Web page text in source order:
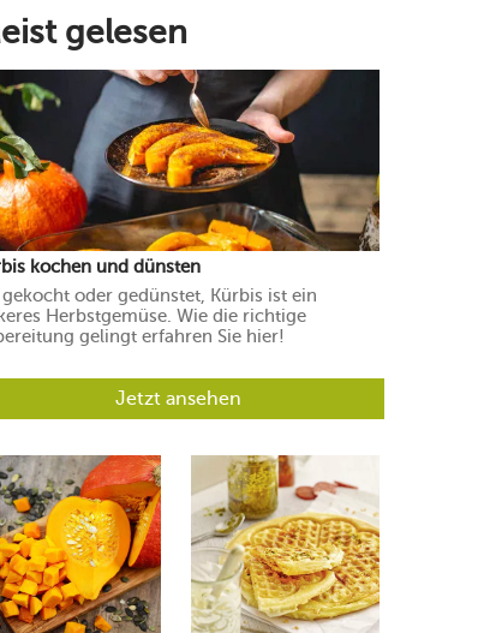
gelesen
kochen und dünsten
oder gedünstet, Kürbis ist ein
Herbstgemüse. Wie die richtige
gelingt erfahren Sie hier!
Jetzt ansehen